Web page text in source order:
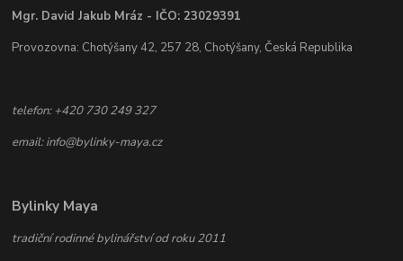
Mgr. David Jakub Mráz - IČO: 23029391
Provozovna: Chotýšany 42, 257 28, Chotýšany, Česká Republika
telefon: +420 730 249 327
email: info@bylinky-maya.cz
Bylinky Maya
tradiční rodinné bylinářství od roku 2011